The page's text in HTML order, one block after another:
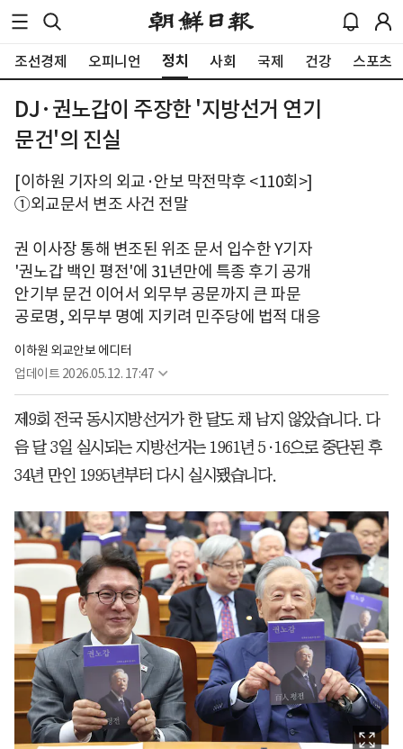
조선경제 오피니언 정치 사회 국제 건강 스포츠
DJ·권노갑이 주장한 '지방선거 연기
문건'의 진실
[이하원 기자의 외교·안보 막전막후 <110회>]
①외교문서 변조 사건 전말
권 이사장 통해 변조된 위조 문서 입수한 Y기자
'권노갑 백인 평전'에 31년만에 특종 후기 공개
안기부 문건 이어서 외무부 공문까지 큰 파문
공로명, 외무부 명예 지키려 민주당에 법적 대응
이하원 외교안보 에디터
업데이트 2026.05.12. 17:47
제9회 전국 동시지방선거가 한 달도 채 남지 않았습니다. 다
음 달 3일 실시되는 지방선거는 1961년 5·16으로 중단된 후
34년 만인 1995년부터 다시 실시됐습니다.